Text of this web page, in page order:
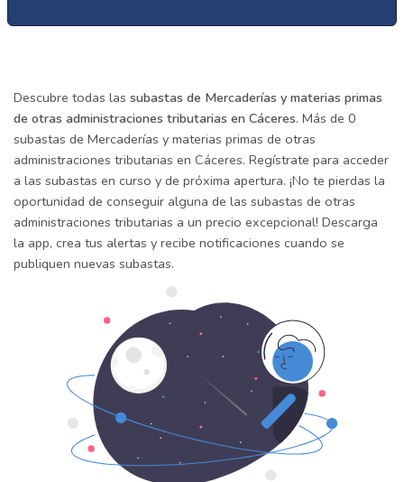
Descubre todas las subastas de Mercaderías y materias primas
de otras administraciones tributarias en Cáceres. Más de 0
subastas de Mercaderías y materias primas de otras
administraciones tributarias en Cáceres. Regístrate para acceder
a las subastas en curso y de próxima apertura. ¡No te pierdas la
oportunidad de conseguir alguna de las subastas de otras
administraciones tributarias a un precio excepcional! Descarga
la app, crea tus alertas y recibe notificaciones cuando se
publiquen nuevas subastas.